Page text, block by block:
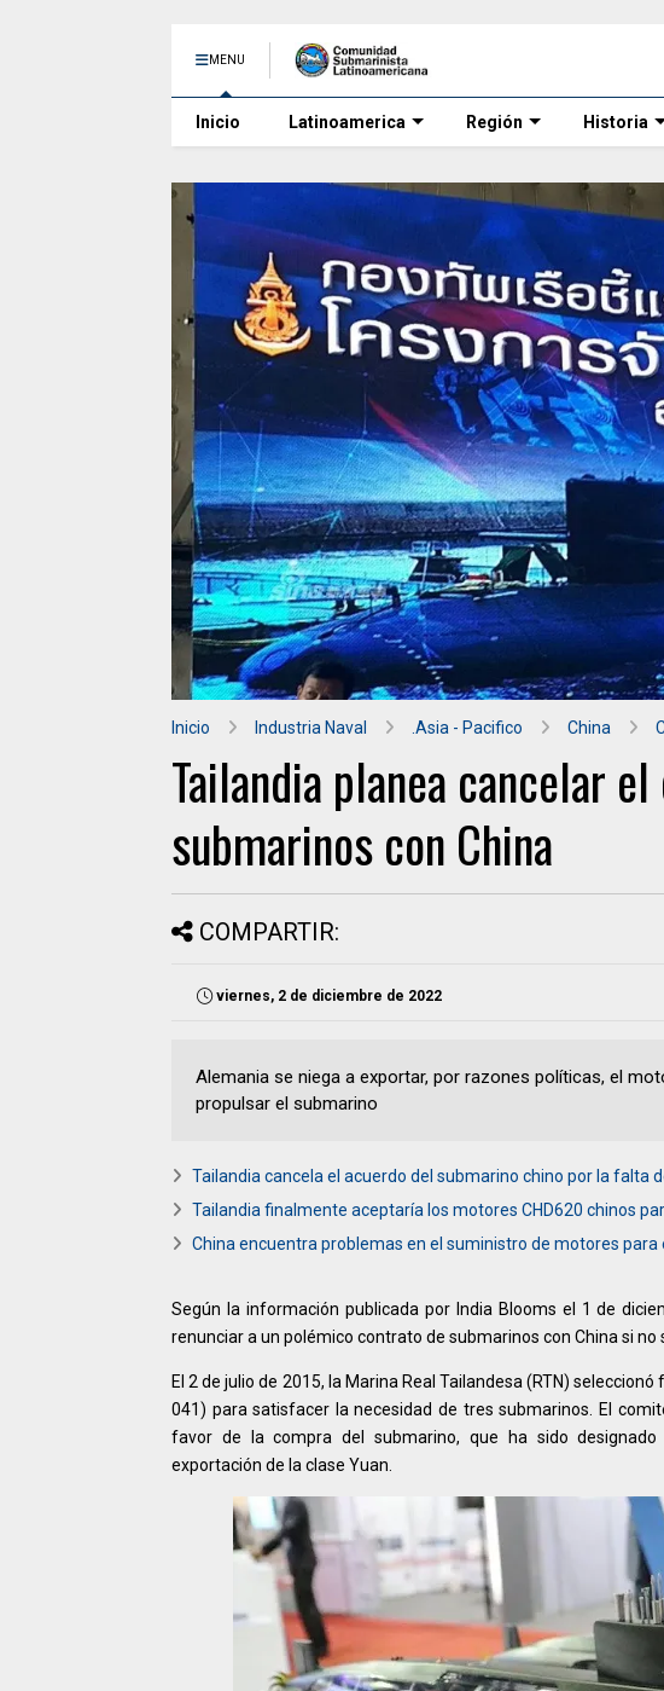
MENU
Inicio Latinoamerica Región Historia
Inicio Industria Naval .Asia - Pacifico China
Tailandia planea cancelar
submarinos con China
COMPARTIR:
viernes, 2 de diciembre de 2022
Alemania se niega a exportar, por razones políticas, el
propulsar el submarino
Tailandia cancela el acuerdo del submarino chino por la falta
Tailandia finalmente aceptaría los motores CHD620 chinos
China encuentra problemas en el suministro de motores para
Según la información publicada por India Blooms el 1 de
renunciar a un polémico contrato de submarinos con China si
El 2 de julio de 2015, la Marina Real Tailandesa (RTN)
041) para satisfacer la necesidad de tres submarinos. El
favor de la compra del submarino, que ha sido
exportación de la clase Yuan.